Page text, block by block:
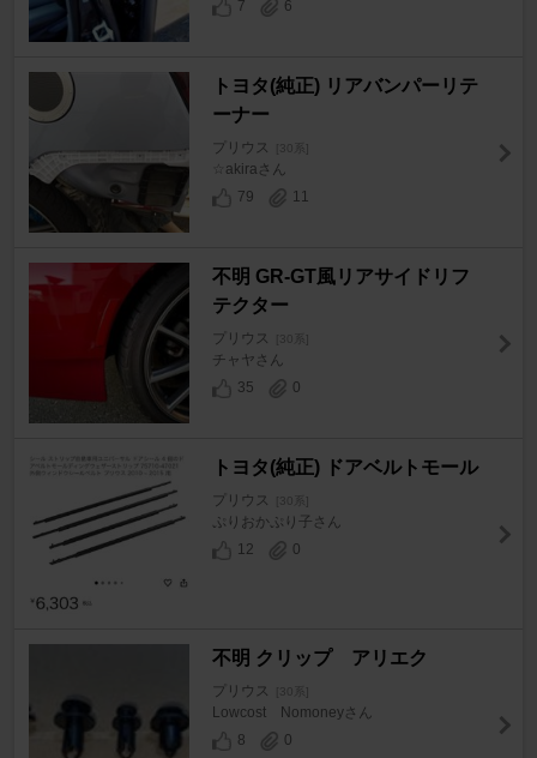
7 6
トヨタ(純正) リアバンパーリテ
ーナー
プリウス [30系]
☆akiraさん
79
11
不明 GR-GT風リアサイドリフ
テクター
プリウス [30系]
チャヤさん
35
0
トヨタ(純正) ドアベルトモール
プリウス [30系]
ぷりおかぷり子さん
12
0
不明 クリップ アリエク
プリウス [30系]
Lowcost Nomoneyさん
8
0